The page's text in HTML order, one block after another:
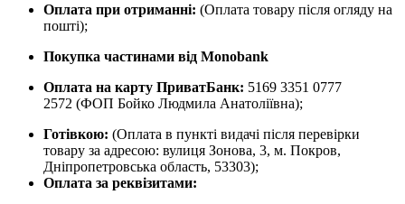
Оплата при отриманні: (Оплата товару після огляду на
пошті);
Покупка частинами від Monobank
Оплата на карту ПриватБанк: 5169 3351 0777
2572 (ФОП Бойко Людмила Анатоліївна);
Готівкою: (Оплата в пункті видачі після перевірки
товару за адресою: вулиця Зонова, 3, м. Покров,
Дніпропетровська область, 53303);
Оплата за реквізитами: